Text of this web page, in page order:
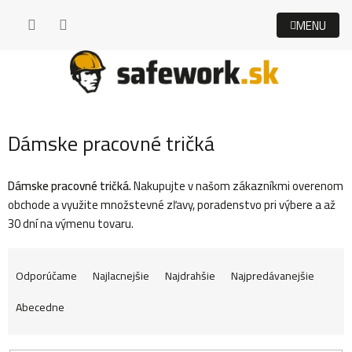
Dámske pracovné tričká
Dámske pracovné tričká.Nakupujte v našom zákazníkmi overenom
obchode a využite množstevné zľavy, poradenstvo pri výbere a až
30 dní na výmenu tovaru.
R
a
Odporúčame Najlacnejšie Najdrahšie
Najpredávanejšie
Abecedne